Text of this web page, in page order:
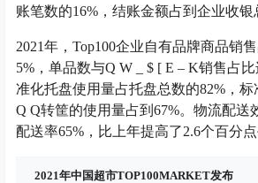
账笔数的16%，结账金额占到企业收银
2021年，Top100企业自有品牌商品销
5%，单品数与Q W _ $ [ E – K销售占
准化托盘使用量占托盘总数的82%，标
Q Q转筐的使用量占到67%。物流配送
配送率65%，比上年提高了2.6个百分点
2021年中国超市TOP100MARKET发布